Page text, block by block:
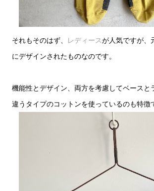
それもそのはず、 レディースが人気ですが、
にデザインされたものなのです。
機能性とデザイン、両方を考慮してベースと
違うタイプのコットンを使っているのも特徴